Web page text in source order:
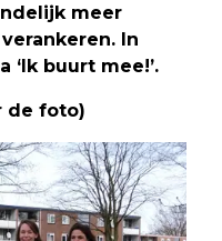
meer
In
‘Ik buurt mee!’.
de foto)